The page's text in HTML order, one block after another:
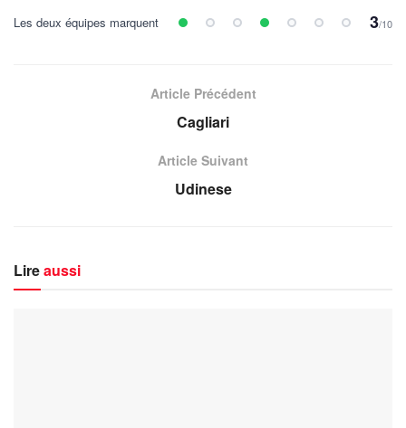
Les deux équipes marquent 3/10
Article Précédent
Cagliari
Article Suivant
Udinese
Lireaussi